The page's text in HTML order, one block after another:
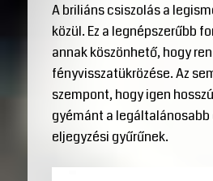
A briliáns csiszolás a
közül. Ez a legnépszerűbb
annak köszönhető, hogy
fényvisszatükrözése. Az
szempont, hogy igen
gyémánt a legáltalánosabb
eljegyzési gyűrűnek.